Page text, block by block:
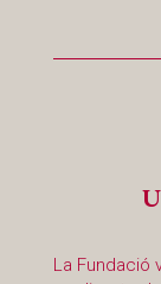
La Fundació